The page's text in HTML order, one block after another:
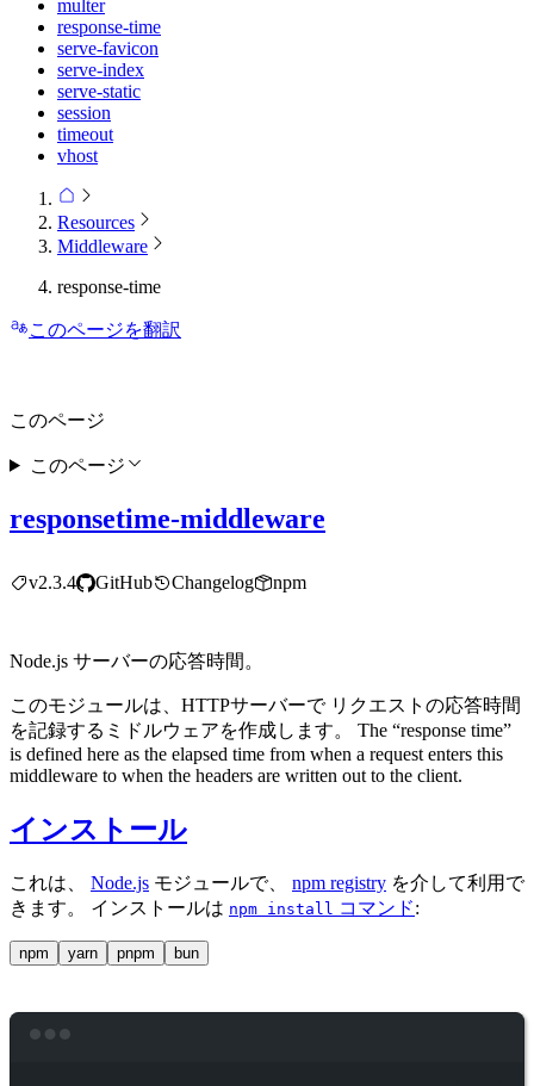
multer
response-time
serve-favicon
serve-index
serve-static
session
timeout
vhost
Resources
Middleware
response-time
このページを翻訳
responsetime-middleware
v2.3.4 GitHub Changelog npm
Node.js サーバーの応答時間。
このモジュールは、HTTPサーバーで リクエストの応答時間
を記録するミドルウェアを作成します。 The “response time”
is defined here as the elapsed time from when a request enters this
middleware to when the headers are written out to the client.
インストール
これは、 Node.js モジュールで、 npm registry を介して利用で
きます。 インストールは npm install コマンド:
npm yarn pnpm bun
このページ
このページ